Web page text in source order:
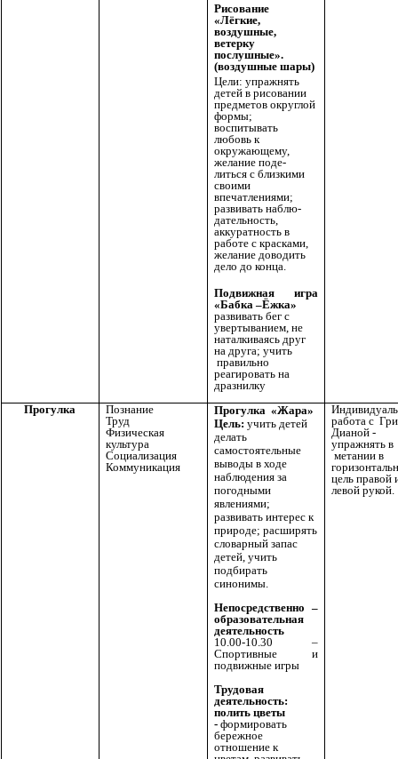
Рисование
«Лёгкие,
воздушные,
ветерку
послушные».
(воздушные шары)
Цели: упражнять
детей в рисовании
предметов округлой
формы;
воспитывать
любовь к
окружающему,
желание поде-
литься с близкими
своими
впечатлениями;
развивать наблю-
дательность,
аккуратность в
работе с красками,
желание доводить
дело до конца.
Подвижная игра
«Бабка –Ёжка»
развивать бег с
увертыванием, не
наталкиваясь друг
на друга; учить
правильно
реагировать на
дразнилку
Прогулка
Познание
Труд
Физическая
культура
Социализация
Коммуникация
Прогулка «Жара»
Цель: учить детей
делать
самостоятельные
выводы в ходе
наблюдения за
погодными
явлениями;
развивать интерес к
природе; расширять
словарный запас
детей, учить
подбирать
синонимы.
Непосредственно –
образовательная
деятельность
10.00-10.30 –
Спортивные и
подвижные игры
Трудовая
деятельность:
полить цветы
- формировать
бережное
отношение к
работа с
Дианой -
упражнять в
метании в
цель правой
левой рукой.